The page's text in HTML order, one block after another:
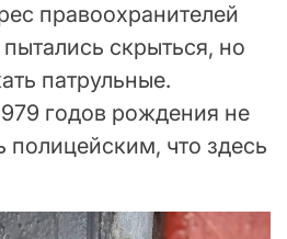
правоохранителей
скрыться, но
патрульные.
годов рождения не
полицейским, что здесь